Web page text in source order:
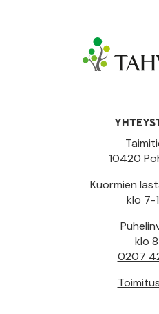
10420
Kuormien
klo 7-
klo
0207